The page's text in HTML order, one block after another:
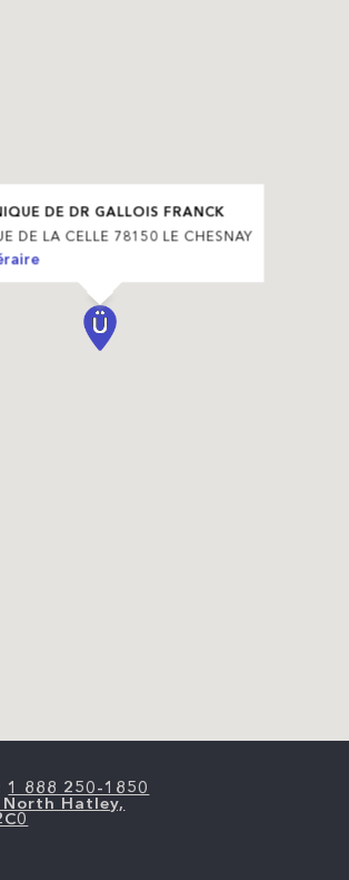
DE DR GALLOIS FRANCK
DE LA CELLE 78150 LE CHESNAY
1 888 250-1850
Hatley,